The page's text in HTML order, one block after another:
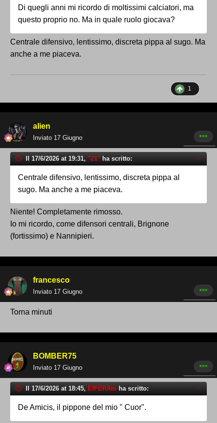
Di quegli anni mi ricordo di moltissimi calciatori, ma
questo proprio no. Ma in quale ruolo giocava?
Centrale difensivo, lentissimo, discreta pippa al sugo. Ma
anche a me piaceva.
1
alien
Inviato 17 Giugno
Il 17/6/2026 at 19:31, "21" ha scritto:
Centrale difensivo, lentissimo, discreta pippa al
sugo. Ma anche a me piaceva.
Niente! Completamente rimosso.
Io mi ricordo, come difensori centrali, Brignone
(fortissimo) e Nannipieri.
francesco
Inviato 17 Giugno
Torna minuti
BOMBER75
Inviato 17 Giugno
Il 17/6/2026 at 18:45, EfFERAto ha scritto:
De Amicis, il pippone del mio " Cuor".